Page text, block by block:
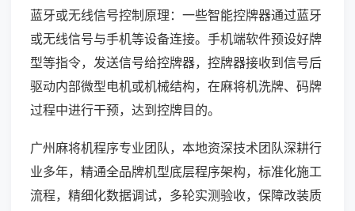
蓝牙或无线信号控制原理：一些智能控牌器通过蓝牙
或无线信号与手机等设备连接。手机端软件预设好牌
型等指令，发送信号给控牌器，控牌器接收到信号后
驱动内部微型电机或机械结构，在麻将机洗牌、码牌
过程中进行干预，达到控牌目的。
广州麻将机程序专业团队，本地资深技术团队深耕行
业多年，精通全品牌机型底层程序架构，标准化施工
流程，精细化数据调试，多轮实测验收，保障改装质